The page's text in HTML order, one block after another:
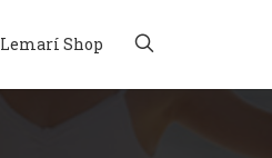
Lemarí Shop